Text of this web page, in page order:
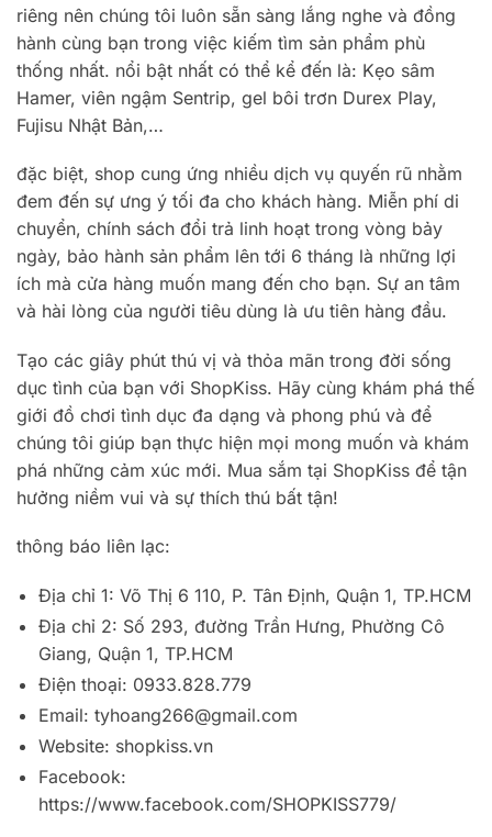
riêng nên chúng tôi luôn sẵn sàng lắng nghe và đồng
hành cùng bạn trong việc kiếm tìm sản phẩm phù
thống nhất. nổi bật nhất có thể kể đến là: Kẹo sâm
Hamer, viên ngậm Sentrip, gel bôi trơn Durex Play,
Fujisu Nhật Bản,…
đặc biệt, shop cung ứng nhiều dịch vụ quyến rũ nhằm
đem đến sự ưng ý tối đa cho khách hàng. Miễn phí di
chuyển, chính sách đổi trả linh hoạt trong vòng bảy
ngày, bảo hành sản phẩm lên tới 6 tháng là những lợi
ích mà cửa hàng muốn mang đến cho bạn. Sự an tâm
và hài lòng của người tiêu dùng là ưu tiên hàng đầu.
Tạo các giây phút thú vị và thỏa mãn trong đời sống
dục tình của bạn với ShopKiss. Hãy cùng khám phá thế
giới đồ chơi tình dục đa dạng và phong phú và để
chúng tôi giúp bạn thực hiện mọi mong muốn và khám
phá những cảm xúc mới. Mua sắm tại ShopKiss để tận
hưởng niềm vui và sự thích thú bất tận!
thông báo liên lạc:
Địa chỉ 1: Võ Thị 6 110, P. Tân Định, Quận 1, TP.HCM
Địa chỉ 2: Số 293, đường Trần Hưng, Phường Cô
Giang, Quận 1, TP.HCM
Điện thoại: 0933.828.779
Email: tyhoang266@gmail.com
Website: shopkiss.vn
Facebook:
https://www.facebook.com/SHOPKISS779/